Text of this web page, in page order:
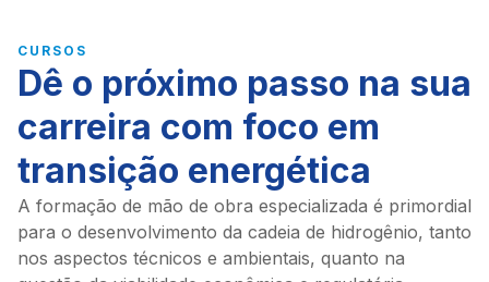
CURSOS
Dê o próximo passo na sua
carreira com foco em
transição energética
A formação de mão de obra especializada é primordial
para o desenvolvimento da cadeia de hidrogênio, tanto
nos aspectos técnicos e ambientais, quanto na